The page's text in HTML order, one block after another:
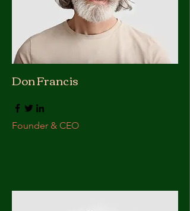
Don Francis
Founder & CEO